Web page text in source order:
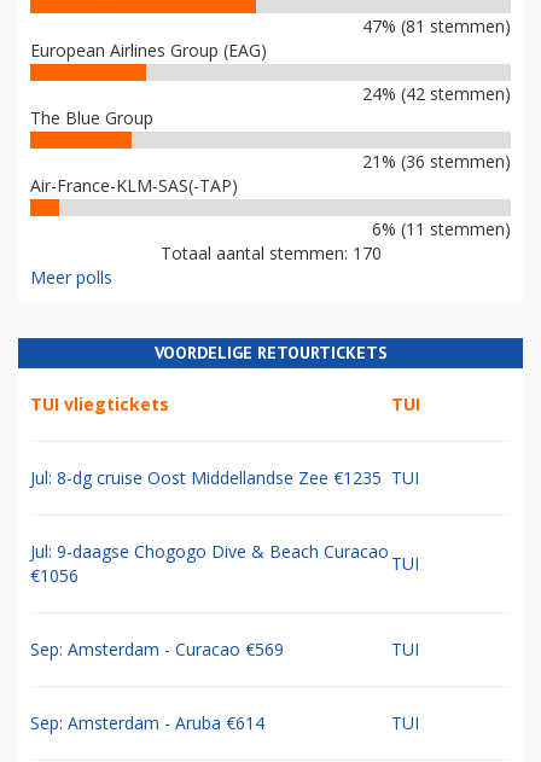
47% (81 stemmen)
European Airlines Group (EAG)
24% (42 stemmen)
The Blue Group
21% (36 stemmen)
Air-France-KLM-SAS(-TAP)
6% (11 stemmen)
Totaal aantal stemmen: 170
Meer polls
VOORDELIGE RETOURTICKETS
TUI vliegtickets TUI
Jul: 8-dg cruise Oost Middellandse Zee €1235 TUI
Jul: 9-daagse Chogogo Dive & Beach Curacao
€1056
TUI
Sep: Amsterdam - Curacao €569 TUI
Sep: Amsterdam - Aruba €614 TUI